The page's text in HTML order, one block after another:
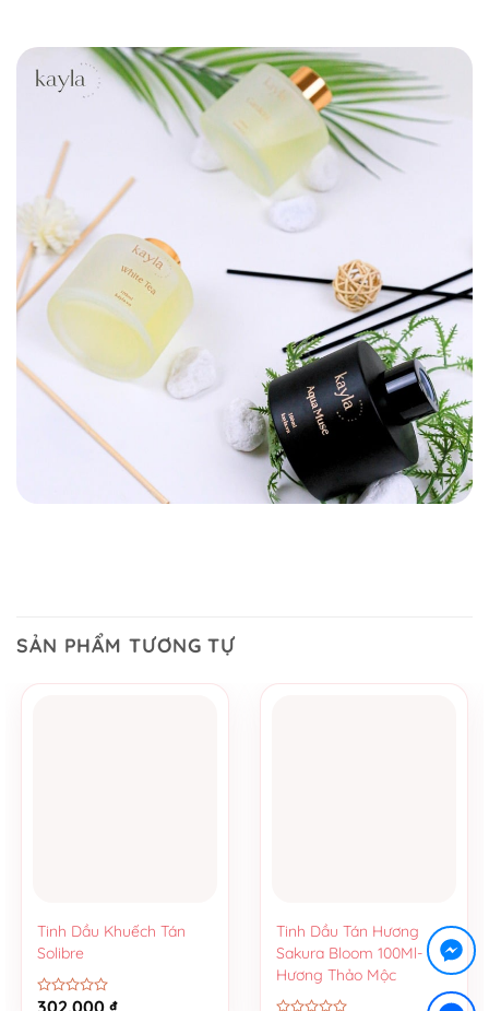
SẢN PHẨM TƯƠNG TỰ
Tinh Dầu Khuếch Tán
Solibre
Được
Tinh Dầu Tán Hương
Sakura Bloom 100Ml-
Hương Thảo Mộc